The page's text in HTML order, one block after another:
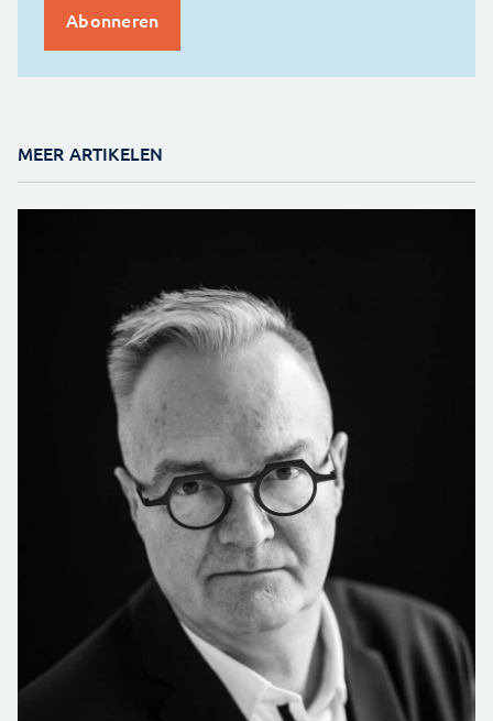
MEER ARTIKELEN